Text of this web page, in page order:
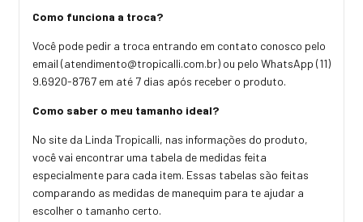
Como funciona a troca?
Você pode pedir a troca entrando em contato conosco pelo
email (atendimento@tropicalli.com.br) ou pelo WhatsApp (11)
9.6920-8767 em até 7 dias após receber o produto.
Como saber o meu tamanho ideal?
No site da Linda Tropicalli, nas informações do produto,
você vai encontrar uma tabela de medidas feita
especialmente para cada item. Essas tabelas são feitas
comparando as medidas de manequim para te ajudar a
escolher o tamanho certo.